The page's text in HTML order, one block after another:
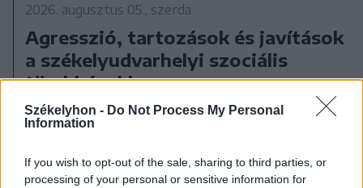
Székelyhon - Do Not Process My Personal
Information
If you wish to opt-out of the sale, sharing to third parties, or
processing of your personal or sensitive information for
2026. augusztus 05., szerda
Agresszió, tartozások és javítások
a székelyudvarhelyi szociális
tömbházakban